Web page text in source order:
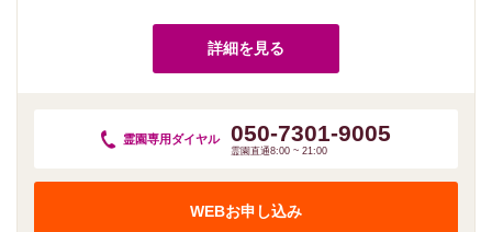
詳細を見る
霊園専用 ダイヤル 050-7301-9005
霊園直通8:00 ~ 21:00
WEBお申し込み